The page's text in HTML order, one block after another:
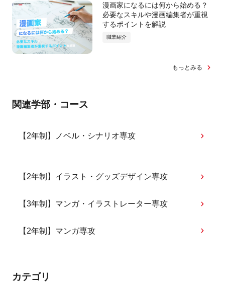
漫画家になるには何から始める？
必要なスキルや漫画編集者が重視
するポイントを解説
職業紹介
もっとみる
関連学部・コース
【2年制】ノベル・シナリオ専攻
【2年制】イラスト・グッズデザイン専攻
【3年制】マンガ・イラストレーター専攻
【2年制】マンガ専攻
カテゴリ